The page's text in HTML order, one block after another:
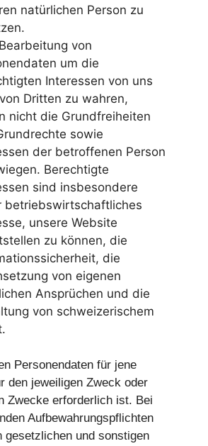
natürlichen Person zu
von
um die
Interessen von uns
Dritten zu wahren,
nicht die Grundfreiheiten
sowie
der betroffenen Person
Berechtigte
sind insbesondere
betriebswirtschaftliches
unsere Website
zu können, die
die
von eigenen
Ansprüchen und die
von schweizerischem
Personendaten für jene
den jeweiligen Zweck oder
Zwecke erforderlich ist. Bei
Aufbewahrungspflichten
gesetzlichen und sonstigen